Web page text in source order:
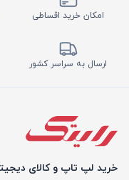
امکان خرید اقساطی
ارسال به سراسر کشور
خرید لپ تاپ و کالای